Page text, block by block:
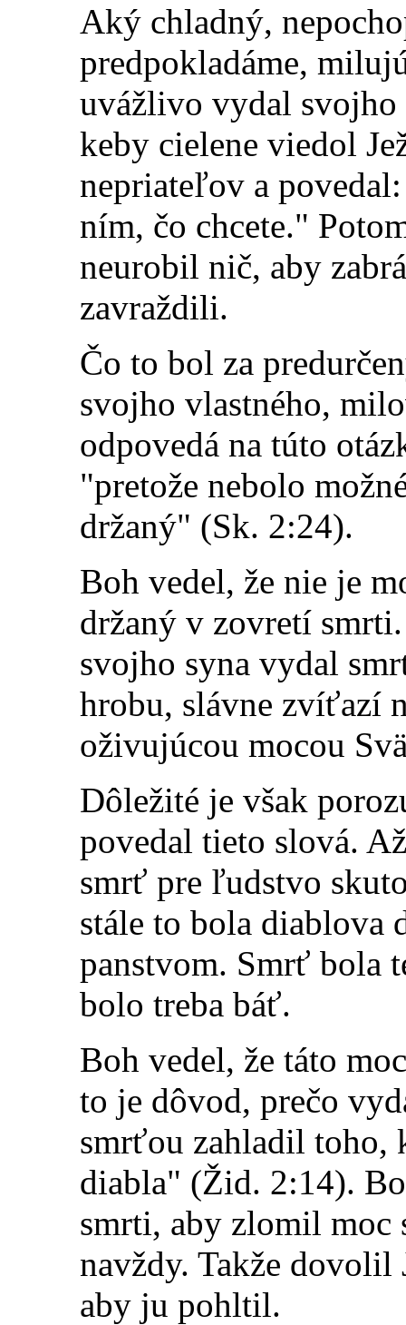
Aký chladný,
predpokladáme,
uvážlivo vydal
keby cielene viedol
nepriateľov a
ním, čo chcete."
neurobil nič, aby
zavraždili.
Čo to bol za
svojho vlastného,
odpovedá na túto
"pretože nebolo
držaný" (Sk. 2:24).
Boh vedel, že nie je
držaný v zovretí
svojho syna vydal
hrobu, slávne zvíťazí
oživujúcou mocou
Dôležité je však
povedal tieto slová.
smrť pre ľudstvo
stále to bola diablova
panstvom. Smrť bola
bolo treba báť.
Boh vedel, že táto
to je dôvod, prečo
smrťou zahladil toho,
diabla" (Žid. 2:14).
smrti, aby zlomil moc
navždy. Takže
aby ju pohltil.